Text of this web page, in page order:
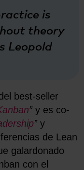
is
theory
Leopold
best-seller
” y es co-
” y
de Lean
galardonado
con el